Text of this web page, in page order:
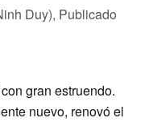
Duy), Publicado
gran estruendo.
nuevo, renovó el